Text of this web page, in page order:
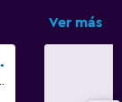
Ver más
Square